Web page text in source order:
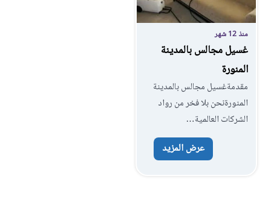
منذ 12 شهر
غسيل مجالس بالمدينة
المنورة
مقدمةغسيل مجالس بالمدينة
المنورةنحن بلا فخر من رواد
الشركات العالمية…
عرض المزيد